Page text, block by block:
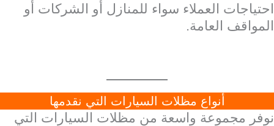
احتياجات العملاء سواء للمنازل أو الشركات أو
المواقف العامة.
أنواع مظلات السيارات التي نقدمها
نوفر مجموعة واسعة من مظلات السيارات التي